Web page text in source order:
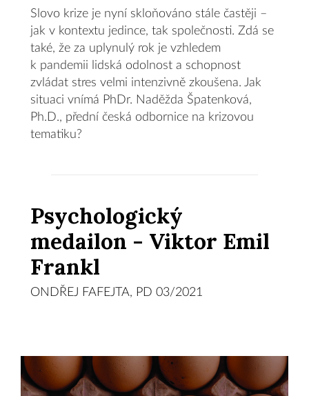
Slovo krize je nyní skloňováno stále častěji –
jak v kontextu jedince, tak společnosti. Zdá se
také, že za uplynulý rok je vzhledem
k pandemii lidská odolnost a schopnost
zvládat stres velmi intenzivně zkoušena. Jak
situaci vnímá PhDr. Naděžda Špatenková,
Ph.D., přední česká odbornice na krizovou
tematiku?
Psychologický
medailon - Viktor Emil
Frankl
ONDŘEJ FAFEJTA, PD 03/2021